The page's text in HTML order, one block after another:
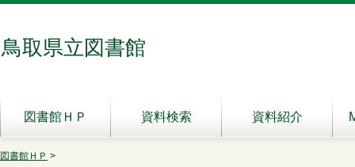
鳥取県立図書館
図書館ＨＰ 資料検索 資料紹介
図書館ＨＰ >